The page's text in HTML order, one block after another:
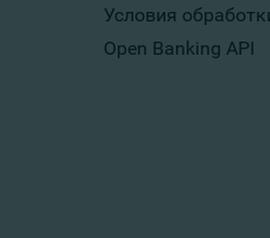
Условия
Open Banking API